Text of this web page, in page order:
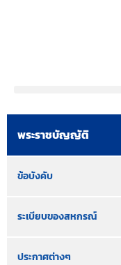
พระราชบัญญัติ
ข้อบังคับ
ระเบียบของสหกรณ์
ประกาศต่างๆ